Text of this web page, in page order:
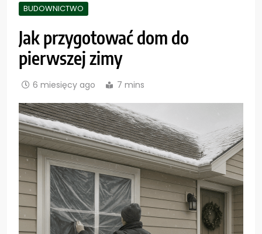
BUDOWNICTWO
Jak przygotować dom do
pierwszej zimy
6 miesięcy ago 7 mins